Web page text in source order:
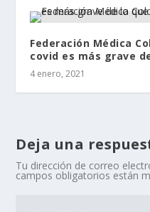
Federación Médica
covid es más grave
4 enero, 2021
Deja una
Tu dirección de correo
campos obligatorios están